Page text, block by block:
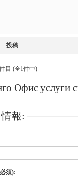
投稿
目 (全1件中)
Офис услуги
報:
須):